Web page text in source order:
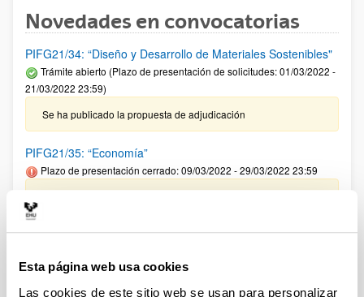
Esta página web usa cookies
Las cookies de este sitio web se usan para personalizar
Novedades en convocatorias
PIFG21/34: “Diseño y Desarrollo de Materiales Sostenibles"
Trámite abierto (Plazo de presentación de solicitudes: 01/03/2022 -
21/03/2022 23:59)
Se ha publicado la propuesta de adjudicación
PIFG21/35: “Economía”
Plazo de presentación cerrado: 09/03/2022 - 29/03/2022 23:59
CONVOCATORIA 2022 DE AYUDAS A PROYECTOS DE
TUMORAL DE LA FUNDACIÓN LAIR
Plazo de presentación cerrado: 05/04/2022 - 30/04/2022 23:59